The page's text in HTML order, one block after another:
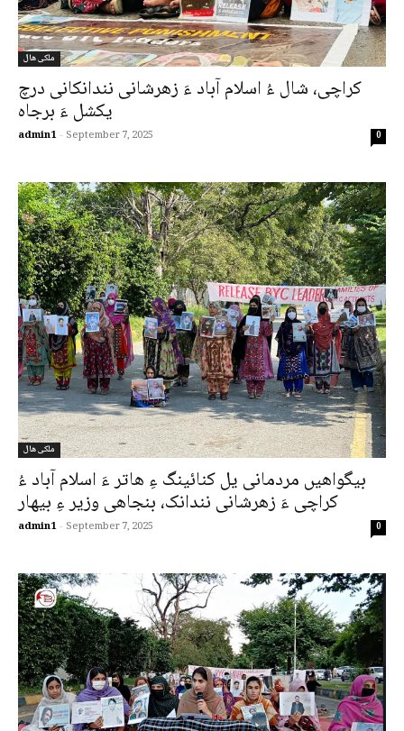
ملکی ھال
کراچی، شال ءُ اسلام آباد ءَ زھرشانی نندانکانی درچ
یکشل ءَ برجاہ
admin1 - September 7, 2025 0
ملکی ھال
بیگواھیں مردمانی یل کنائینگ ءِ ھاتر ءَ اسلام آباد ءُ
کراچی ءَ زھرشانی نندانک، بنجاھی وزیر ءِ بیھار
admin1 - September 7, 2025 0